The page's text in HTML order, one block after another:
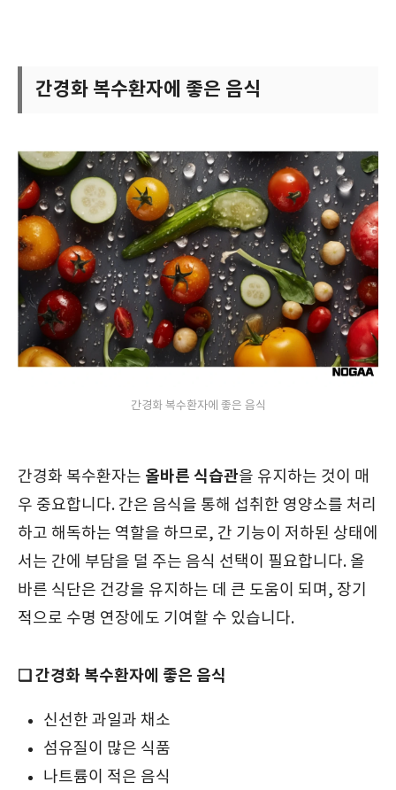
간경화 복수환자에 좋은 음식
간경화 복수환자에 좋은 음식
간경화 복수환자는 올바른 식습관을 유지하는 것이 매
우 중요합니다. 간은 음식을 통해 섭취한 영양소를 처리
하고 해독하는 역할을 하므로, 간 기능이 저하된 상태에
서는 간에 부담을 덜 주는 음식 선택이 필요합니다. 올
바른 식단은 건강을 유지하는 데 큰 도움이 되며, 장기
적으로 수명 연장에도 기여할 수 있습니다.
❑ 간경화 복수환자에 좋은 음식
신선한 과일과 채소
섬유질이 많은 식품
나트륨이 적은 음식